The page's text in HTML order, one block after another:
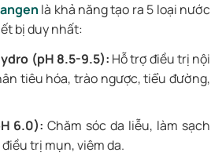
là khả năng tạo ra 5 loại nước
bị duy nhất:
(pH 8.5-9.5): Hỗ trợ điều trị nội
tiêu hóa, trào ngược, tiểu đường,
6.0): Chăm sóc da liễu, làm sạch
trị mụn, viêm da.